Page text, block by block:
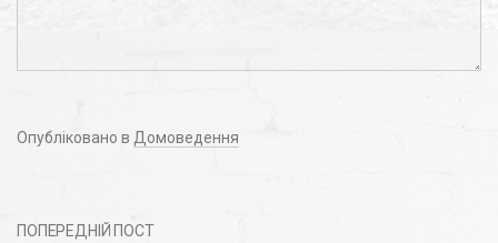
Опубліковано в Домоведення
ПОПЕРЕДНІЙ ПОСТ